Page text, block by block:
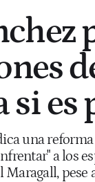
si es
una
a los
Maragall,